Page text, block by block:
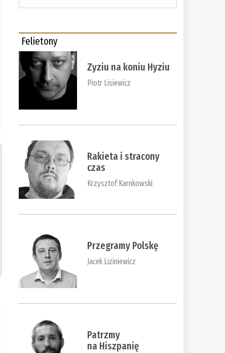
Felietony
Zyziu na koniu Hyziu
Piotr Lisiewicz
Rakieta i stracony
czas
Krzysztof Karnkowski
Przegramy Polskę
Jacek Liziniewicz
Patrzmy
na Hiszpanię